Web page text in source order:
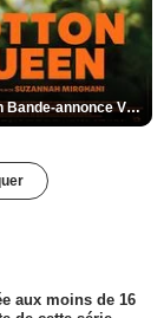
Cotton Queen Bande-annonce VO STFR
aux moins de 16